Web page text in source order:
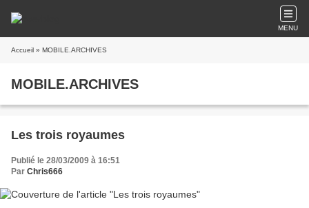
MENU
Accueil » MOBILE.ARCHIVES
MOBILE.ARCHIVES
Les trois royaumes
Publié le 28/03/2009 à 16:51
Par Chris666